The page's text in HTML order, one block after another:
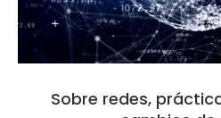
Sobre redes,